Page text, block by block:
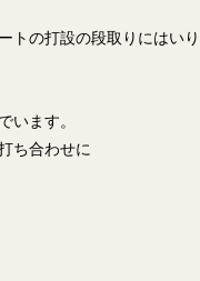
の打設の段取りにはいり
います。
ち合わせに